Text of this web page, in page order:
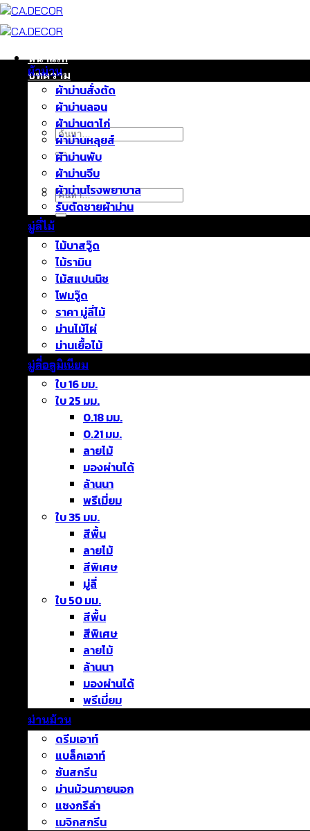
ข้าม
ยัง
หน้าแรก
บทความ
ติดต่อเรา
เกี่ยวกับเรา
ค้นหา:
ค้นหา:
ผ้าม่าน
ผ้าม่านสั่งตัด
ผ้าม่านลอน
ผ้าม่านตาไก่
ผ้าม่านหลุยส์
ผ้าม่านพับ
ผ้าม่านจีบ
ผ้าม่านโรงพยาบาล
รับตัดชายผ้าม่าน
มู่ลี่ไม้
ไม้บาสวู๊ด
ไม้รามิน
ไม้สแปนนิช
โฟมวู๊ด
ราคา มู่ลี่ไม้
ม่านไม้ไผ่
ม่านเยื้อไม้
มู่ลี่อลูมิเนียม
ใบ 16 มม.
ใบ 25 มม.
0.18 มม.
0.21 มม.
ลายไม้
มองผ่านได้
ล้านนา
พรีเมี่ยม
ใบ 35 มม.
สีพื้น
ลายไม้
สีพิเศษ
มู่ลี่
ใบ 50 มม.
สีพื้น
สีพิเศษ
ลายไม้
ล้านนา
มองผ่านได้
พรีเมี่ยม
ม่านม้วน
ดรีมเอาท์
แบล็คเอาท์
ซันสกรีน
ม่านม้วนภายนอก
แชงกรีล่า
เมจิกสกรีน